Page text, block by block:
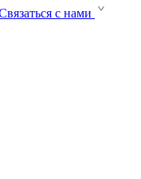
с нами